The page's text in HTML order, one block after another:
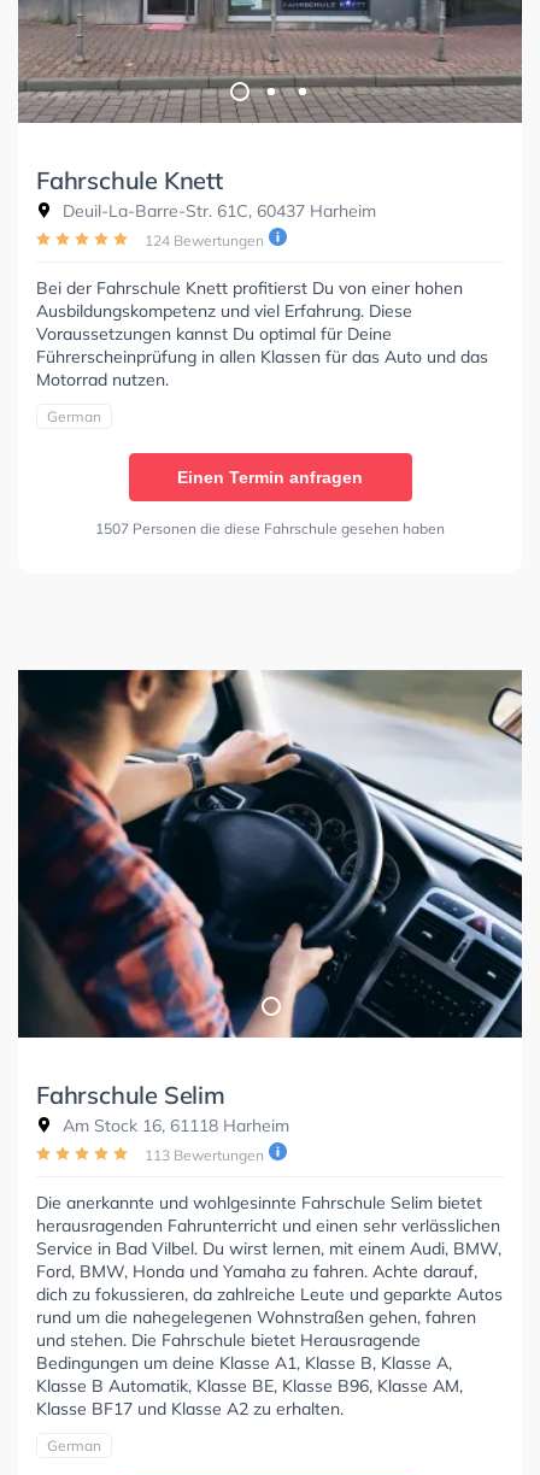
Fahrschule Knett
Deuil-La-Barre-Str. 61C, 60437 Harheim
124 Bewertungen
Bei der Fahrschule Knett profitierst Du von einer hohen
Ausbildungskompetenz und viel Erfahrung. Diese
Voraussetzungen kannst Du optimal für Deine
Führerscheinprüfung in allen Klassen für das Auto und das
Motorrad nutzen.
German
Einen Termin anfragen
1507 Personen die diese Fahrschule gesehen haben
Fahrschule Selim
Am Stock 16, 61118 Harheim
113 Bewertungen
Die anerkannte und wohlgesinnte Fahrschule Selim bietet
herausragenden Fahrunterricht und einen sehr verlässlichen
Service in Bad Vilbel. Du wirst lernen, mit einem Audi, BMW,
Ford, BMW, Honda und Yamaha zu fahren. Achte darauf,
dich zu fokussieren, da zahlreiche Leute und geparkte Autos
rund um die nahegelegenen Wohnstraßen gehen, fahren
und stehen. Die Fahrschule bietet Herausragende
Bedingungen um deine Klasse A1, Klasse B, Klasse A,
Klasse B Automatik, Klasse BE, Klasse B96, Klasse AM,
Klasse BF17 und Klasse A2 zu erhalten.
German